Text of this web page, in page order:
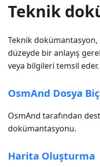
Teknik
Teknik
düzeyde bir anlayış
veya bilgileri temsil eder.
OsmAnd Dosya
OsmAnd tarafından
dokümantasyonu.
Harita Oluşturma